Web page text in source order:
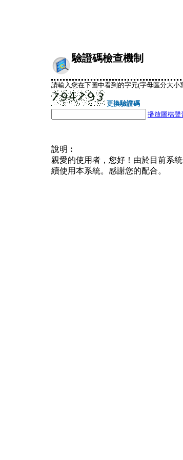
驗證碼檢查機制
請輸入您在下圖中看到的字元(字母區分大小
更換驗證碼
播放圖檔聲
說明︰
親愛的使用者，您好！由於目前系
續使用本系統。感謝您的配合。